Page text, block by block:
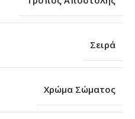
Σειρά
Χρώμα Σώματος